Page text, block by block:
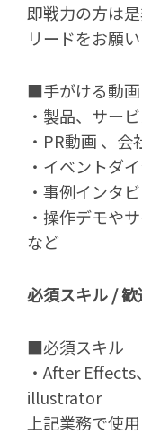
即戦力の方は
リードをお願
■手がける動
・製品、サー
・PR動画 、
・イベントダ
・事例インタ
・操作デモや
など
必須スキル /
■必須スキル
・After
illustrator
上記業務で使